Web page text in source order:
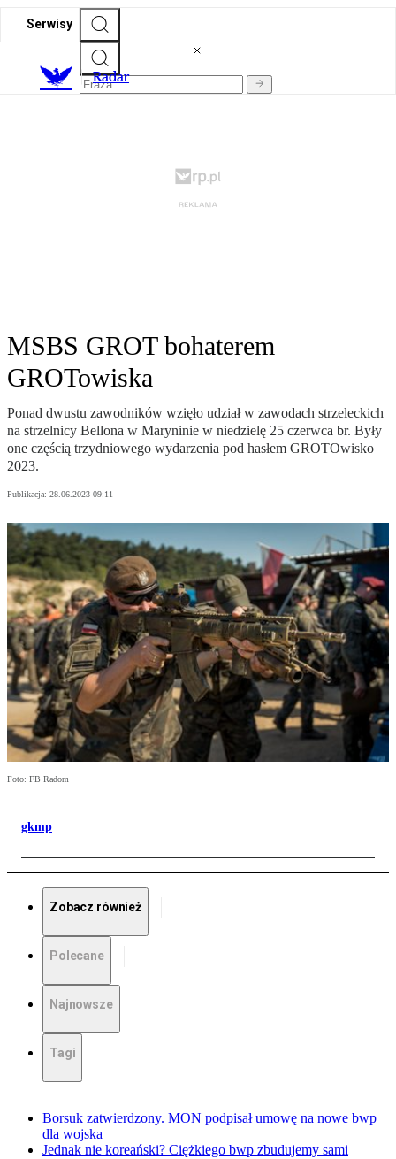
Serwisy
Radar
MSBS GROT bohaterem
GROTowiska
Ponad dwustu zawodników wzięło udział w zawodach strzeleckich
na strzelnicy Bellona w Maryninie w niedzielę 25 czerwca br. Były
one częścią trzydniowego wydarzenia pod hasłem GROTOwisko
2023.
Publikacja: 28.06.2023 09:11
Foto: FB Radom
gkmp
Zobacz również
Polecane
Najnowsze
Tagi
Borsuk zatwierdzony. MON podpisał umowę na nowe bwp
dla wojska
Jednak nie koreański? Ciężkiego bwp zbudujemy sami